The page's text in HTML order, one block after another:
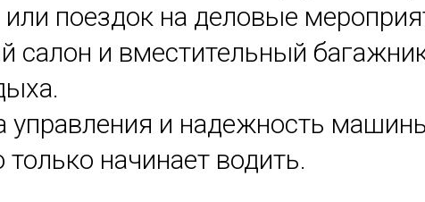
поездок на деловые
салон и вместительный
управления и надежность
начинает водить.